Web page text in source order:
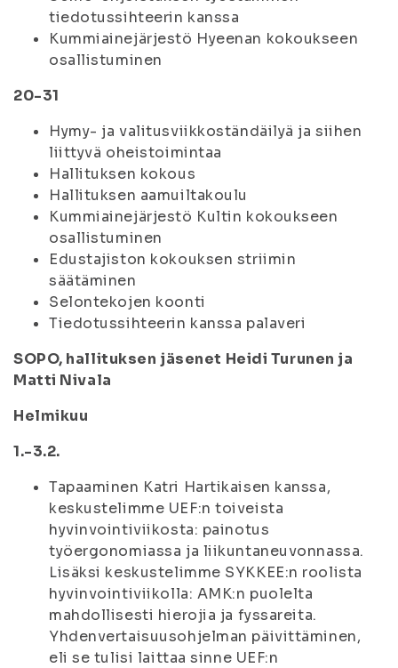
tiedotussihteerin kanssa
Kummiainejärjestö Hyeenan kokoukseen
osallistuminen
20-31
Hymy- ja valitusviikkoständäilyä ja siihen
liittyvä oheistoimintaa
Hallituksen kokous
Hallituksen aamuiltakoulu
Kummiainejärjestö Kultin kokoukseen
osallistuminen
Edustajiston kokouksen striimin
säätäminen
Selontekojen koonti
Tiedotussihteerin kanssa palaveri
SOPO, hallituksen jäsenet Heidi Turunen ja
Matti Nivala
Helmikuu
1.-3.2.
Tapaaminen Katri Hartikaisen kanssa,
keskustelimme UEF:n toiveista
hyvinvointiviikosta: painotus
työergonomiassa ja liikuntaneuvonnassa.
Lisäksi keskustelimme SYKKEE:n roolista
hyvinvointiviikolla: AMK:n puolelta
mahdollisesti hierojia ja fyssareita.
Yhdenvertaisuusohjelman päivittäminen,
eli se tulisi laittaa sinne UEF:n